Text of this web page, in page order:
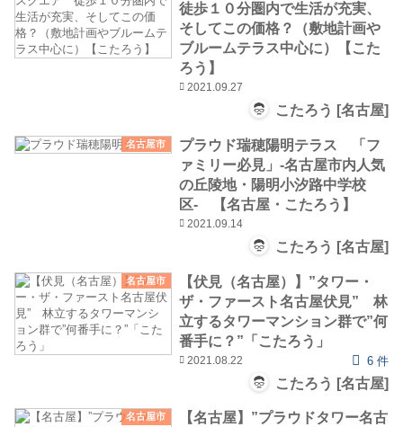
徒歩１０分圏内で生活が充実、
そしてこの価格？（敷地計画や
ブルームテラス中心に）【こた
ろう】
2021.09.27
こたろう [名古屋]
名古屋市
プラウド瑞穂陽明テラス 「フ
ァミリー必見」‐名古屋市内人気
の丘陵地・陽明小汐路中学校
区‐ 【名古屋・こたろう】
2021.09.14
こたろう [名古屋]
名古屋市
【伏見（名古屋）】”タワー・
ザ・ファースト名古屋伏見” 林
立するタワーマンション群で”何
番手に？”「こたろう」
2021.08.22 6 件
こたろう [名古屋]
名古屋市
【名古屋】”プラウドタワー名古